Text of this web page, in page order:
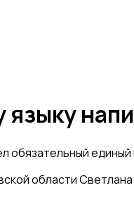
языку
единый
области